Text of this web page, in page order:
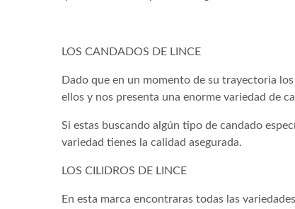
LOS CANDADOS DE LINCE
Dado que en un momento de su trayectoria
ellos y nos presenta una enorme variedad de
Si estas buscando algún tipo de candado
variedad tienes la calidad asegurada.
LOS CILIDROS DE LINCE
En esta marca encontraras todas las